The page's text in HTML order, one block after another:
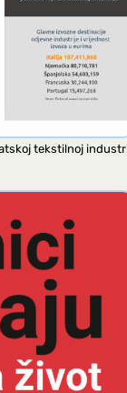
tekstilnoj